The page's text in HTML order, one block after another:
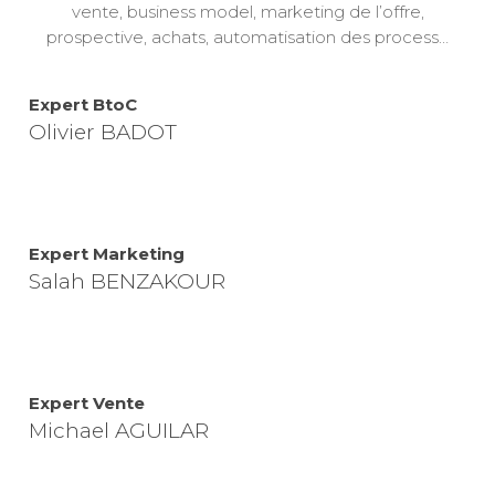
vente, business model, marketing de l’offre,
prospective, achats, automatisation des process…
Expert BtoC
Olivier BADOT
Expert Marketing
Salah BENZAKOUR
Expert Vente
Michael AGUILAR